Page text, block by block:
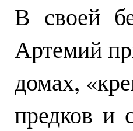
В своей
Артемий
домах,
предков и